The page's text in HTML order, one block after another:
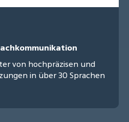
von hochpräzisen und
in über 30 Sprachen